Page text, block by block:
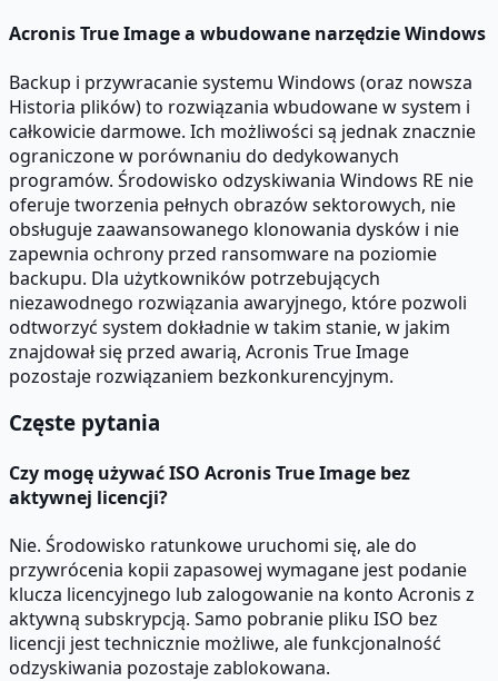
Acronis True Image a wbudowane narzędzie Windows
Backup i przywracanie systemu Windows (oraz nowsza
Historia plików) to rozwiązania wbudowane w system i
całkowicie darmowe. Ich możliwości są jednak znacznie
ograniczone w porównaniu do dedykowanych
programów. Środowisko odzyskiwania Windows RE nie
oferuje tworzenia pełnych obrazów sektorowych, nie
obsługuje zaawansowanego klonowania dysków i nie
zapewnia ochrony przed ransomware na poziomie
backupu. Dla użytkowników potrzebujących
niezawodnego rozwiązania awaryjnego, które pozwoli
odtworzyć system dokładnie w takim stanie, w jakim
znajdował się przed awarią, Acronis True Image
pozostaje rozwiązaniem bezkonkurencyjnym.
Częste pytania
Czy mogę używać ISO Acronis True Image bez
aktywnej licencji?
Nie. Środowisko ratunkowe uruchomi się, ale do
przywrócenia kopii zapasowej wymagane jest podanie
klucza licencyjnego lub zalogowanie na konto Acronis z
aktywną subskrypcją. Samo pobranie pliku ISO bez
licencji jest technicznie możliwe, ale funkcjonalność
odzyskiwania pozostaje zablokowana.